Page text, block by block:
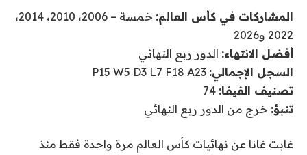
المشاركات في كأس العالم:
خمسة – 2006، 2010، 2014،
2022 و2026
أفضل الانتهاء: الدور ربع النهائي
السجل الإجمالي:
تصنيف الفيفا:
تنبؤ: خرج من الدور ربع النهائي
غابت غانا عن نهائيات كأس العالم مرة واحدة فقط منذ